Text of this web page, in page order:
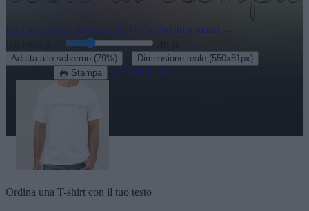
Esplora il resto dei nostri 320+ font scritti a mano →
Adatta allo schermo (79%) Dimensione reale (550x81px)
Stampa Vedi in 3D
Ordina una T-shirt con il tuo testo